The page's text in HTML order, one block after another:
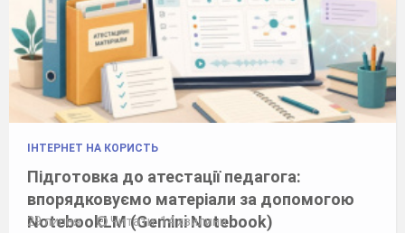
ІНТЕРНЕТ НА КОРИСТЬ
Підготовка до атестації педагога:
впорядковуємо матеріали за допомогою
NotebookLM (Gemini Notebook)
29 липня Читати: 14 хвилини